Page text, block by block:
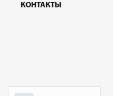
КОНТАКТЫ